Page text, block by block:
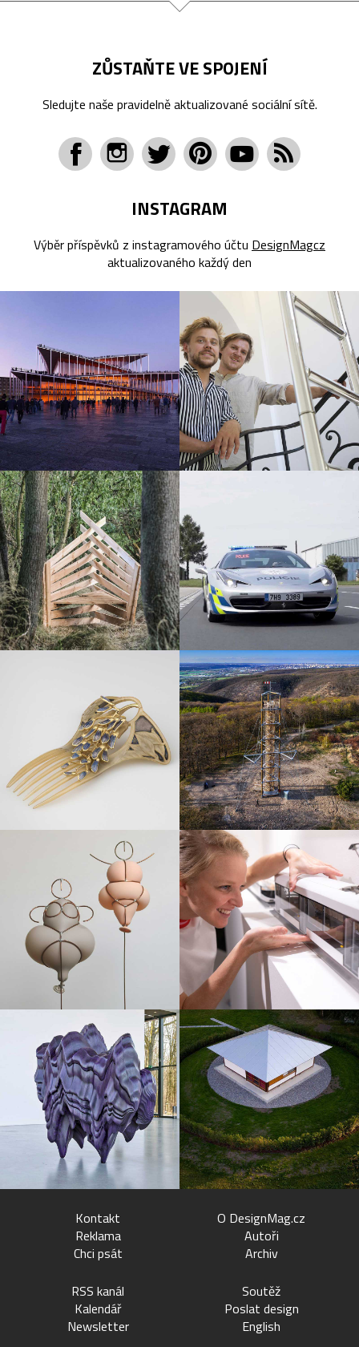
ZŮSTAŇTE VE SPOJENÍ
Sledujte naše pravidelně aktualizované sociální sítě.
INSTAGRAM
Výběr příspěvků z instagramového účtu DesignMagcz
aktualizovaného každý den
Kontakt
Reklama
Chci psát
O DesignMag.cz
Autoři
Archiv
RSS kanál
Kalendář
Newsletter
Soutěž
Poslat design
English